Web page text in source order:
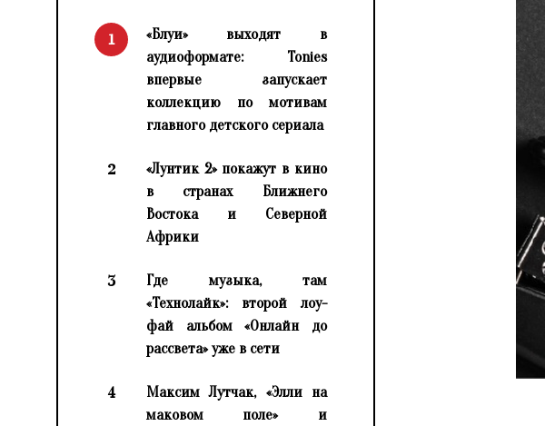
1
«Блуи» выходят в
аудиоформате: Tonies
впервые запускает
коллекцию по мотивам
главного детского сериала
2
«Лунтик 2» покажут в кино
в странах Ближнего
Востока и Северной
Африки
3
Где музыка, там
«Технолайк»: второй лоу-
фай альбом «Онлайн до
рассвета» уже в сети
4
Максим Лутчак, «Элли на
маковом поле» и